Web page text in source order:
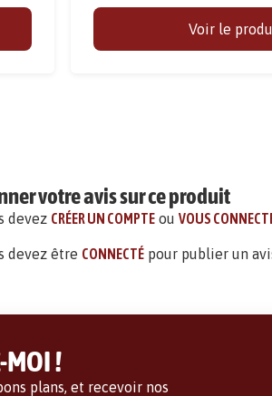
Voir le
votre avis sur ce produit
devez CRÉER UN COMPTEou VOUS
devez être CONNECTÉpour publier un
MOI !
plans, et recevoir nos